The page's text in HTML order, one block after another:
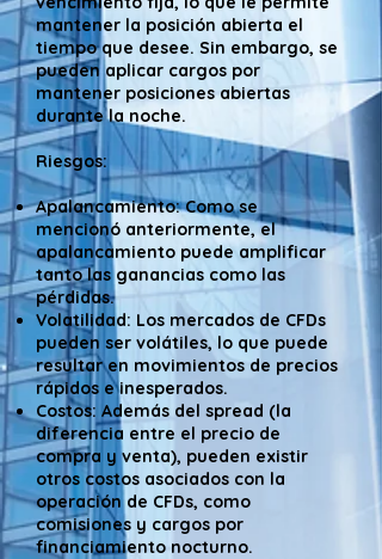
mantener la posición abierta el
tiempo que desee. Sin embargo, se
pueden aplicar cargos por
mantener posiciones abiertas
durante la noche.
Riesgos:
Apalancamiento: Como se
mencionó anteriormente, el
apalancamiento puede amplificar
tanto las ganancias como las
pérdidas.
Volatilidad: Los mercados de CFDs
pueden ser volátiles, lo que puede
resultar en movimientos de precios
rápidos e inesperados.
Costos: Además del spread (la
diferencia entre el precio de
compra y venta), pueden existir
otros costos asociados con la
operación de CFDs, como
comisiones y cargos por
financiamiento nocturno.